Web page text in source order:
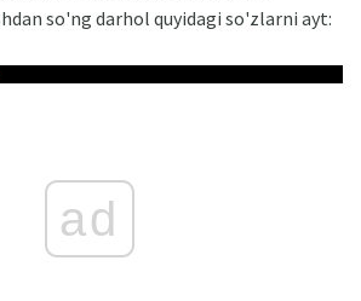
so'ng darhol quyidagi so'zlarni ayt:
ad